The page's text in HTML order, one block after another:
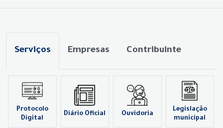
Serviços Empresas Contribuinte
Protocolo
Digital
Diário Oficial Ouvidoria
Legislação
municipal